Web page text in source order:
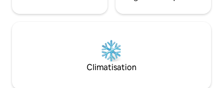
Climatisation